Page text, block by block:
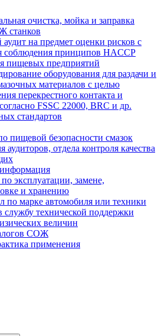
очистка, мойка и заправка
станков
аудит на предмет оценки рисков с
соблюдения принципов HACCP
предприятий
оборудования для раздачи и
материалов с целью
перекрестного контакта и
FSSC 22000, BRC и др.
стандартов
пищевой безопасности смазок
аудиторов, отдела контроля качества
эксплуатации, замене,
и хранению
по марке автомобиля или техники
технической поддержки
величин
СОЖ
применения